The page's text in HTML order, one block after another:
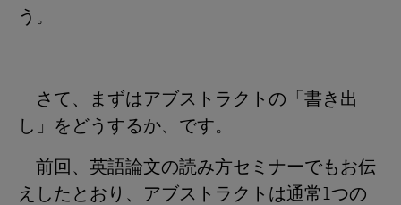
う。
さて、まずはアブストラクトの「書き出
し」をどうするか、です。
前回、英語論文の読み方セミナーでもお伝
えしたとおり、アブストラクトは通常1つの